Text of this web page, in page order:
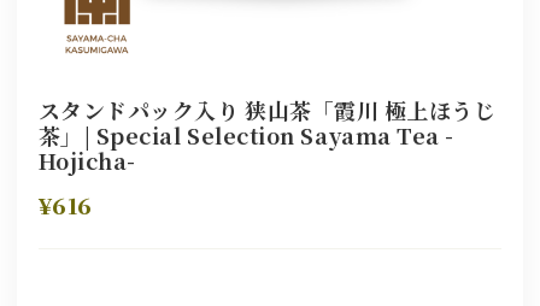
スタンドパック入り 狭山茶「霞川 極上ほうじ
茶」| Special Selection Sayama Tea -
Hojicha-
¥616